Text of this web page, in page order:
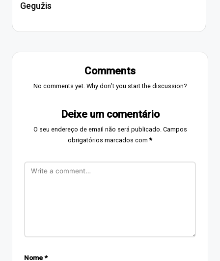
Gegužis
Comments
No comments yet. Why don’t you start the discussion?
Deixe um comentário
O seu endereço de email não será publicado. Campos
obrigatórios marcados com*
Nome*